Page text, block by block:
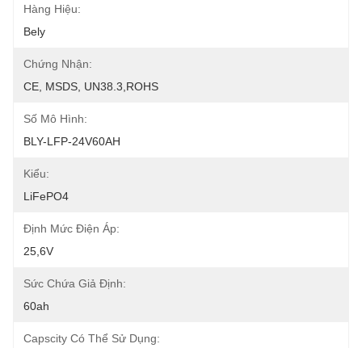
Hàng Hiệu:
Bely
Chứng Nhận:
CE, MSDS, UN38.3,ROHS
Số Mô Hình:
BLY-LFP-24V60AH
Kiểu:
LiFePO4
Định Mức Điện Áp:
25,6V
Sức Chứa Giả Định:
60ah
Capscity Có Thể Sử Dụng: